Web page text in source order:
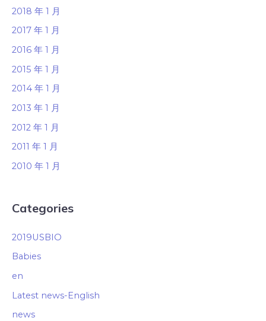
2018 年 1 月
2017 年 1 月
2016 年 1 月
2015 年 1 月
2014 年 1 月
2013 年 1 月
2012 年 1 月
2011 年 1 月
2010 年 1 月
Categories
2019USBIO
Babies
en
Latest news-English
news